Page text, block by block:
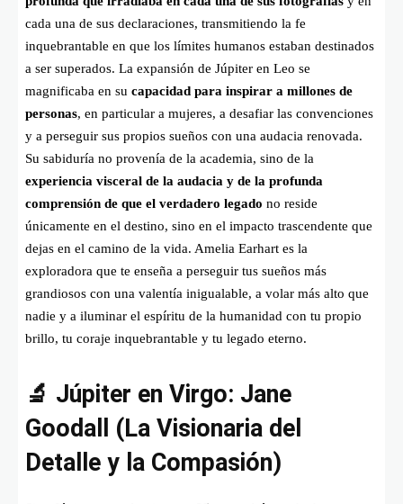
cada una de sus declaraciones, transmitiendo la fe
inquebrantable en que los límites humanos estaban destinados
a ser superados. La expansión de Júpiter en Leo se
magnificaba en su capacidad para inspirar a millones de
personas, en particular a mujeres, a desafiar las convenciones
y a perseguir sus propios sueños con una audacia renovada.
Su sabiduría no provenía de la academia, sino de la
experiencia visceral de la audacia y de la profunda
comprensión de que el verdadero legado no reside
únicamente en el destino, sino en el impacto trascendente que
dejas en el camino de la vida. Amelia Earhart es la
exploradora que te enseña a perseguir tus sueños más
grandiosos con una valentía inigualable, a volar más alto que
nadie y a iluminar el espíritu de la humanidad con tu propio
brillo, tu coraje inquebrantable y tu legado eterno.
🔬 Júpiter en Virgo: Jane
Goodall (La Visionaria del
Detalle y la Compasión)